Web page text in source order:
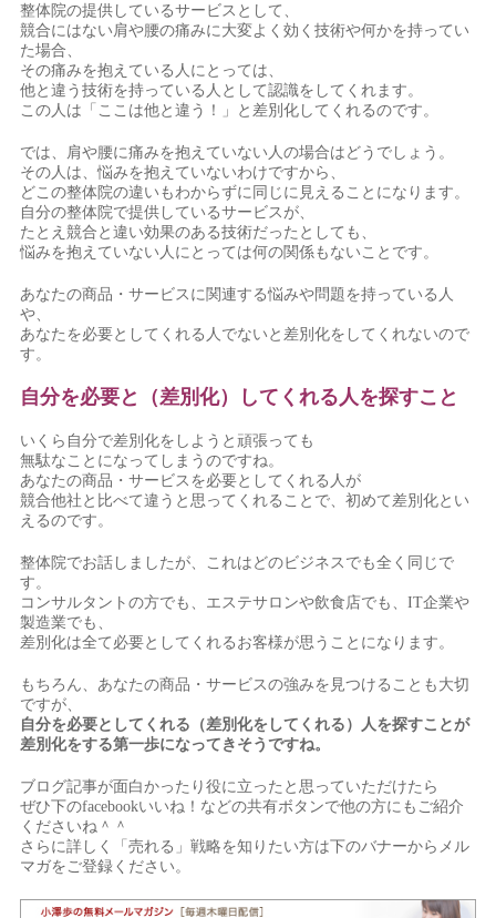
整体院の提供しているサービスとして、
競合にはない肩や腰の痛みに大変よく効く技術や何かを持ってい
た場合、
その痛みを抱えている人にとっては、
他と違う技術を持っている人として認識をしてくれます。
この人は「ここは他と違う！」と差別化してくれるのです。
では、肩や腰に痛みを抱えていない人の場合はどうでしょう。
その人は、悩みを抱えていないわけですから、
どこの整体院の違いもわからずに同じに見えることになります。
自分の整体院で提供しているサービスが、
たとえ競合と違い効果のある技術だったとしても、
悩みを抱えていない人にとっては何の関係もないことです。
あなたの商品・サービスに関連する悩みや問題を持っている人
や、
あなたを必要としてくれる人でないと差別化をしてくれないので
す。
自分を必要と （差別化） してくれる人を探すこと
いくら自分で差別化をしようと頑張っても
無駄なことになってしまうのですね。
あなたの商品・サービスを必要としてくれる人が
競合他社と比べて違うと思ってくれることで、初めて差別化とい
えるのです。
整体院でお話しましたが、これはどのビジネスでも全く同じで
す。
コンサルタントの方でも、エステサロンや飲食店でも、IT企業や
製造業でも、
差別化は全て必要としてくれるお客様が思うことになります。
もちろん、あなたの商品・サービスの強みを見つけることも大切
ですが、
自分を必要としてくれる（差別化をしてくれる）人を探すことが
差別化をする第一歩になってきそうですね。
ブログ記事が面白かったり役に立ったと思っていただけたら
ぜひ下のfacebookいいね！などの共有ボタンで他の方にもご紹介
くださいね＾＾
さらに詳しく「売れる」戦略を知りたい方は下のバナーからメル
マガをご登録ください。